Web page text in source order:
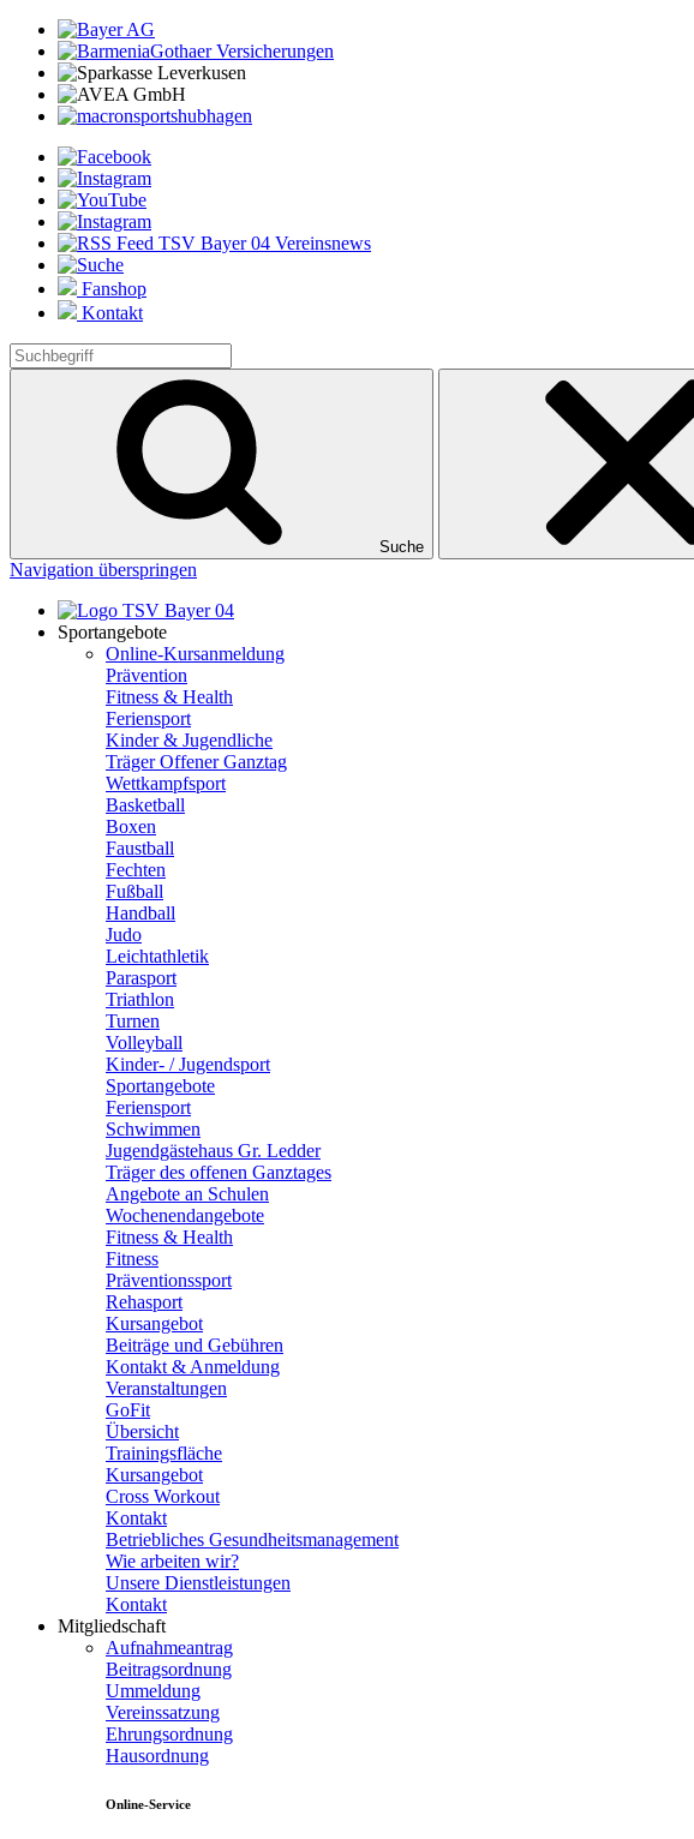
Fanshop
Kontakt
Suche
Navigation überspringen
Sportangebote
Online-Kursanmeldung
Prävention
Fitness & Health
Feriensport
Kinder & Jugendliche
Träger Offener Ganztag
Wettkampfsport
Basketball
Boxen
Faustball
Fechten
Fußball
Handball
Judo
Leichtathletik
Parasport
Triathlon
Turnen
Volleyball
Kinder- / Jugendsport
Sportangebote
Feriensport
Schwimmen
Jugendgästehaus Gr. Ledder
Träger des offenen Ganztages
Angebote an Schulen
Wochenendangebote
Fitness & Health
Fitness
Präventionssport
Rehasport
Kursangebot
Beiträge und Gebühren
Kontakt & Anmeldung
Veranstaltungen
GoFit
Übersicht
Trainingsfläche
Kursangebot
Cross Workout
Kontakt
Betriebliches Gesundheitsmanagement
Wie arbeiten wir?
Unsere Dienstleistungen
Kontakt
Mitgliedschaft
Aufnahmeantrag
Beitragsordnung
Ummeldung
Vereinssatzung
Ehrungsordnung
Hausordnung
Online-Service